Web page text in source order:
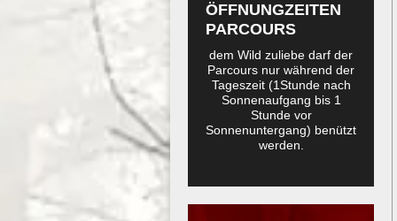
ÖFFNUNGZEITEN
PARCOURS
dem Wild zuliebe darf der
Parcours nur während der
Tageszeit (1Stunde nach
Sonnenaufgang bis 1
Stunde vor
Sonnenuntergang) benützt
werden.